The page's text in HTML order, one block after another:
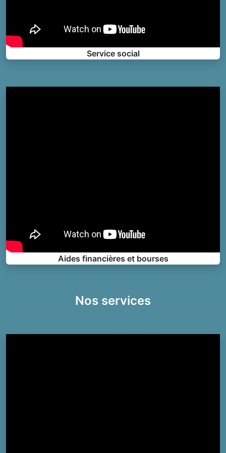
Service social
Aides financières et bourses
Nos services